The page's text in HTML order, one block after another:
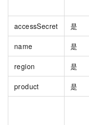
accessSecret 是
name 是
region 是
product 是